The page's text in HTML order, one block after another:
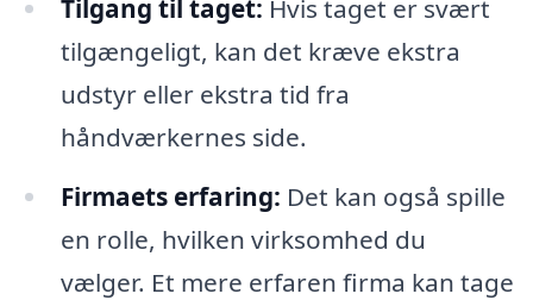
Tilgang til taget: Hvis taget er svært
tilgængeligt, kan det kræve ekstra
udstyr eller ekstra tid fra
håndværkernes side.
Firmaets erfaring: Det kan også spille
en rolle, hvilken virksomhed du
vælger. Et mere erfaren firma kan tage